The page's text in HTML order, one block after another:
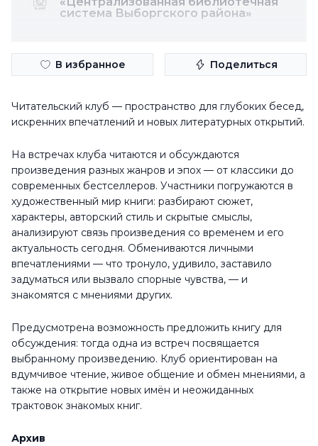
система Выборгского района»
В избранное Поделиться
Читательский клуб — пространство для глубоких бесед,
искренних впечатлений и новых литературных открытий.
На встречах клуба читаются и обсуждаются
произведения разных жанров и эпох — от классики до
современных бестселлеров. Участники погружаются в
художественный мир книги: разбирают сюжет,
характеры, авторский стиль и скрытые смыслы,
анализируют связь произведения со временем и его
актуальность сегодня. Обмениваются личными
впечатлениями — что тронуло, удивило, заставило
задуматься или вызвало спорные чувства, — и
знакомятся с мнениями других.
Предусмотрена возможность предложить книгу для
обсуждения: тогда одна из встреч посвящается
выбранному произведению. Клуб ориентирован на
вдумчивое чтение, живое общение и обмен мнениями, а
также на открытие новых имён и неожиданных
трактовок знакомых книг.
Архив